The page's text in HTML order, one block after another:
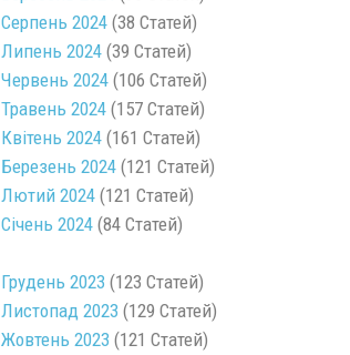
Серпень 2024(38 Статей)
Липень 2024(39 Статей)
Червень 2024(106 Статей)
Травень 2024(157 Статей)
Квітень 2024(161 Статей)
Березень 2024(121 Статей)
Лютий 2024(121 Статей)
Січень 2024(84 Статей)
Грудень 2023 (123 Статей)
Листопад 2023 (129 Статей)
Жовтень 2023 (121 Статей)